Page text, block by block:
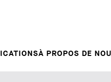
À PROPOS DE